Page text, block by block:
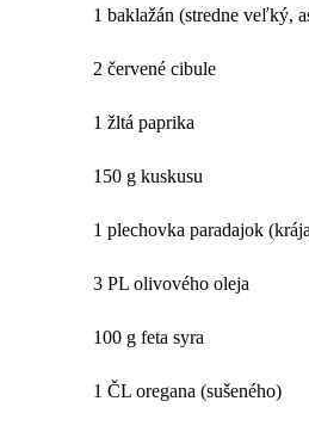
1 baklažán (stredne veľký,
2 červené cibule
1 žltá paprika
150 g kuskusu
1 plechovka paradajok
3 PL olivového oleja
100 g feta syra
1 ČL oregana (sušeného)